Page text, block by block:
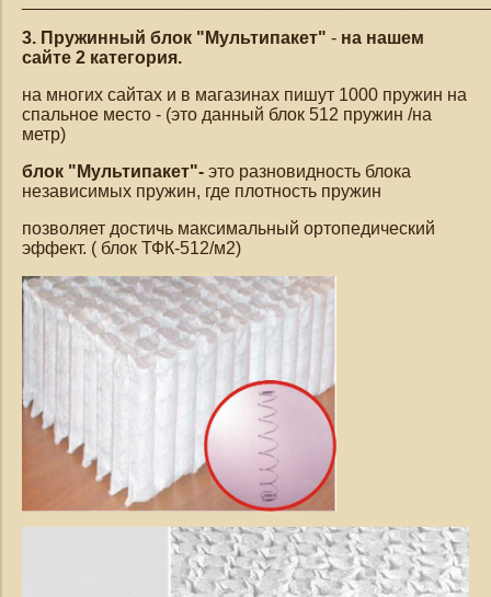
3. Пружинный блок "Мультипакет" - на нашем
сайте 2 категория.
на многих сайтах и в магазинах пишут 1000 пружин на
спальное место - (это данный блок 512 пружин /на
метр)
блок "Мультипакет"- это разновидность блока
независимых пружин, где плотность пружин
позволяет достичь максимальный ортопедический
эффект. ( блок ТФК-512/м2)